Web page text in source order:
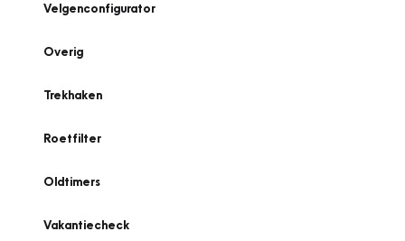
Velgenconfigurator
Overig
Trekhaken
Roetfilter
Oldtimers
Vakantiecheck